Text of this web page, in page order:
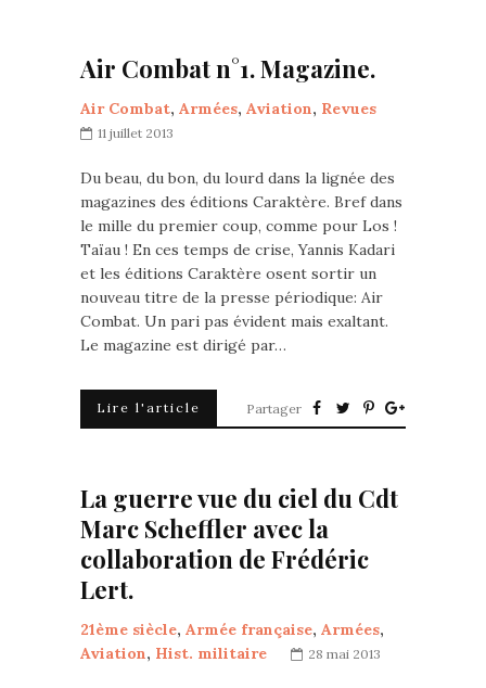
Air Combat n°1. Magazine.
Air Combat, Armées, Aviation, Revues
11 juillet 2013
Du beau, du bon, du lourd dans la lignée des
magazines des éditions Caraktère. Bref dans
le mille du premier coup, comme pour Los !
Taïau ! En ces temps de crise, Yannis Kadari
et les éditions Caraktère osent sortir un
nouveau titre de la presse périodique: Air
Combat. Un pari pas évident mais exaltant.
Le magazine est dirigé par…
Lire l'article Partager
La guerre vue du ciel du Cdt
Marc Scheffler avec la
collaboration de Frédéric
Lert.
21ème siècle, Armée française, Armées,
Aviation, Hist. militaire 28 mai 2013